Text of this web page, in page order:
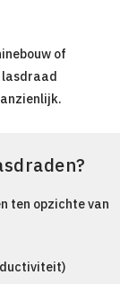
of
lasdraad
ten opzichte van